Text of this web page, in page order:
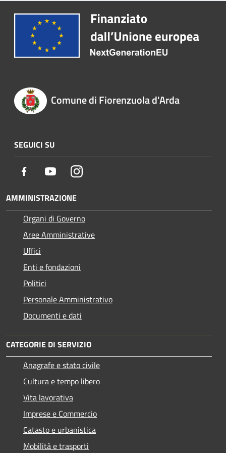
Comune di Fiorenzuola d'Arda
SEGUICI SU
Facebook YoutubeInstagram
AMMINISTRAZIONE
Organi di Governo
Aree Amministrative
Uffici
Enti e fondazioni
Politici
Personale Amministrativo
Documenti e dati
CATEGORIE DI SERVIZIO
Anagrafe e stato civile
Cultura e tempo libero
Vita lavorativa
Imprese e Commercio
Catasto e urbanistica
Mobilità e trasporti